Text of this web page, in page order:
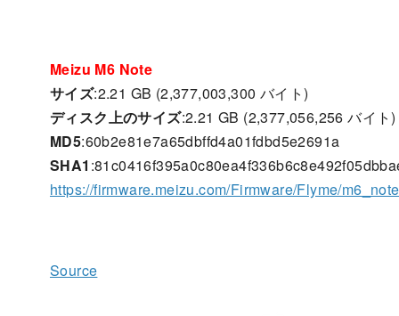
Meizu M6 Note
サイズ:2.21 GB (2,377,003,300 バイト)
ディスク上のサイズ:2.21 GB (2,377,056,256 バイト)
MD5:60b2e81e7a65dbffd4a01fdbd5e2691a
SHA1
https://firmware.meizu.com/Firmware/Flyme/
Source